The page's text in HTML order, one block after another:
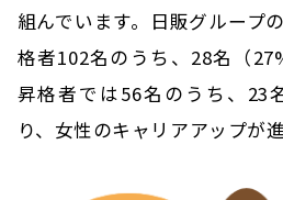
組んでいます。日販グループ
格者102名のうち、28名（
昇格者では56名のうち、23
り、女性のキャリアアップが進